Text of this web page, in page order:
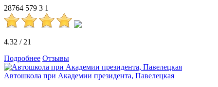
28764 579 3 1
4.32 / 21
Подробнее Отзывы
Автошкола при Академии президента, Павелецкая